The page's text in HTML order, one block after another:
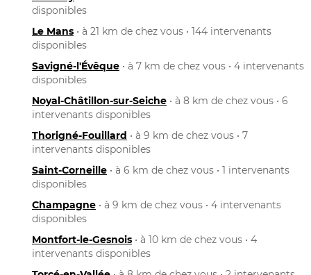
disponibles
Le Mans • à 21 km de chez vous • 144 intervenants
disponibles
Savigné-l'Évêque • à 7 km de chez vous • 4 intervenants
disponibles
Noyal-Châtillon-sur-Seiche • à 8 km de chez vous • 6
intervenants disponibles
Thorigné-Fouillard • à 9 km de chez vous • 7
intervenants disponibles
Saint-Corneille • à 6 km de chez vous • 1 intervenants
disponibles
Champagne • à 9 km de chez vous • 4 intervenants
disponibles
Montfort-le-Gesnois • à 10 km de chez vous • 4
intervenants disponibles